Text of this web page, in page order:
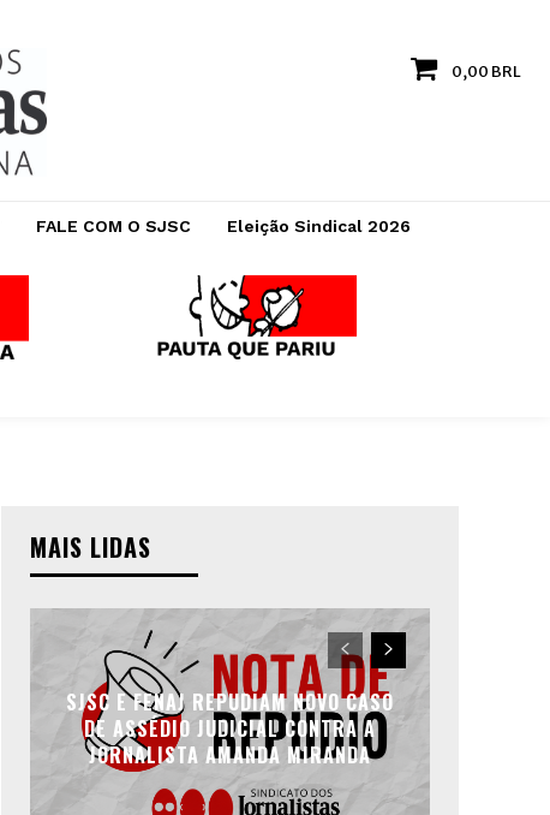
0,00 BRL
FALE COM O SJSC Eleição Sindical 2026
MAIS LIDAS
SJSC E FENAJ REPUDIAM NOVO CASO
DE ASSÉDIO JUDICIAL CONTRA A
JORNALISTA AMANDA MIRANDA